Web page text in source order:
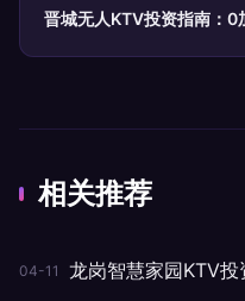
晋城无人KTV投资指南：0
相关推荐
04-11 龙岗智慧家园KTV